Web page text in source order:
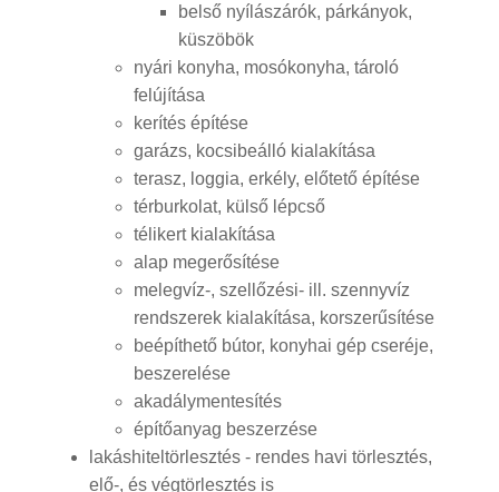
belső nyílászárók, párkányok,
küszöbök
nyári konyha, mosókonyha, tároló
felújítása
kerítés építése
garázs, kocsibeálló kialakítása
terasz, loggia, erkély, előtető építése
térburkolat, külső lépcső
télikert kialakítása
alap megerősítése
melegvíz-, szellőzési- ill. szennyvíz
rendszerek kialakítása, korszerűsítése
beépíthető bútor, konyhai gép cseréje,
beszerelése
akadálymentesítés
építőanyag beszerzése
lakáshiteltörlesztés - rendes havi törlesztés,
elő-, és végtörlesztés is